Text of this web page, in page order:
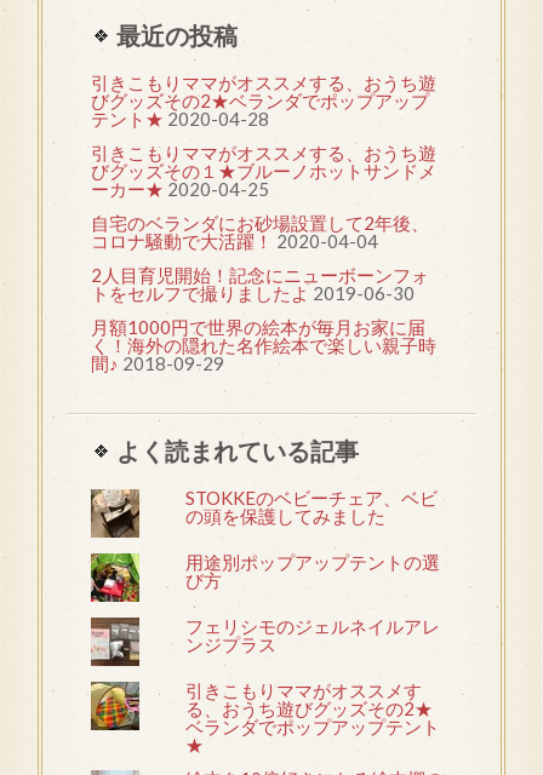
最近の投稿
引きこもりママがオススメする、おうち遊
びグッズその2★ベランダでポップアップ
テント★ 2020-04-28
引きこもりママがオススメする、おうち遊
びグッズその１★ブルーノホットサンドメ
ーカー★ 2020-04-25
自宅のベランダにお砂場設置して2年後、
コロナ騒動で大活躍！ 2020-04-04
2人目育児開始！記念にニューボーンフォ
トをセルフで撮りましたよ 2019-06-30
月額1000円で世界の絵本が毎月お家に届
く！海外の隠れた名作絵本で楽しい親子時
間♪ 2018-09-29
よく読まれている記事
STOKKEのベビーチェア、ベビ
の頭を保護してみました
用途別ポップアップテントの選
び方
フェリシモのジェルネイルアレ
ンジプラス
引きこもりママがオススメす
る、おうち遊びグッズその2★
ベランダでポップアップテント
★